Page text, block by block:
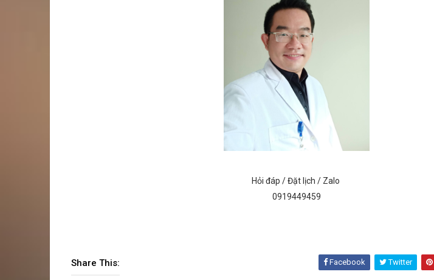
Hỏi đáp / Đặt lịch / Zalo
0919449459
Share This: Facebook Twitter